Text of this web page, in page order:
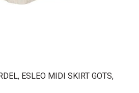
ESLEO MIDI SKIRT GOTS,